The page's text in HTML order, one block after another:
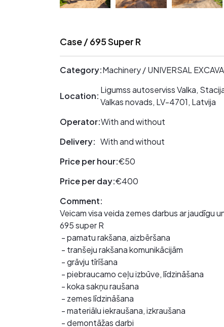
Case / 695 Super R
Category:Machinery / UNIVERSAL
Location:
Ligumss autoserviss Valka,
Valkas novads, LV-4701, Latvija
Operator:With and without
Delivery: With and without
Price per hour:€50
Price per day:€400
Comment:
Veicam visa veida zemes darbus ar jaudīgu
695 super R
- pamatu rakšana, aizbēršana
- tranšeju rakšana komunikācijām
- grāvju tīrīšana
- piebraucamo ceļu izbūve, līdzināšana
- koka sakņu raušana
- zemes līdzināšana
- materiālu iekraušana, izkraušana
- demontāžas darbi